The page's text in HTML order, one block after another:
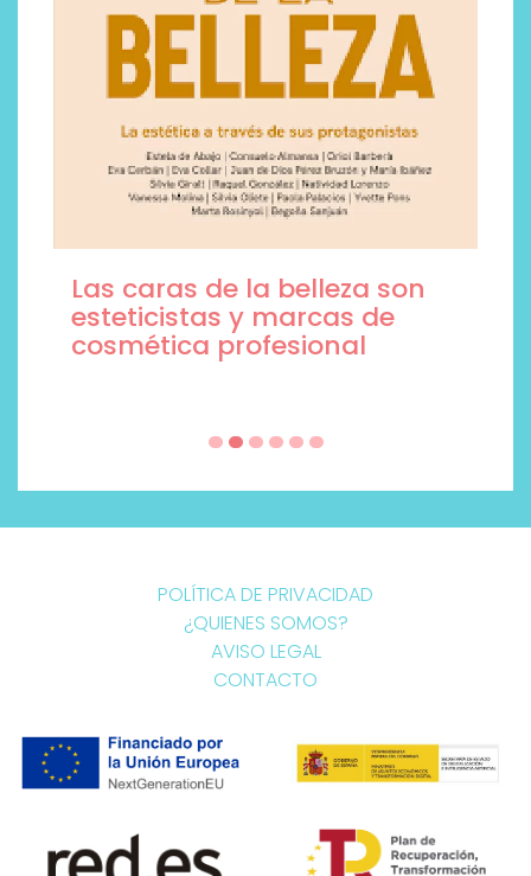
Las caras de la belleza son
esteticistas y marcas de
cosmética profesional
POLÍTICA DE PRIVACIDAD
¿QUIENES SOMOS?
AVISO LEGAL
CONTACTO